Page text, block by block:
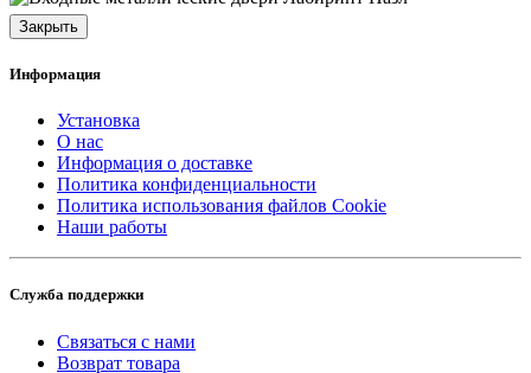
Закрыть
Информация
Установка
О нас
Информация о доставке
Политика конфиденциальности
Политика использования файлов Cookie
Наши работы
Служба поддержки
Связаться с нами
Возврат товара